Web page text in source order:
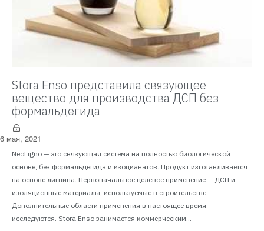
Stora Enso представила связующее
вещество для производства ДСП без
формальдегида
6 мая, 2021
NeoLigno — это связующая система на полностью биологической
основе, без формальдегида и изоцианатов. Продукт изготавливается
на основе лигнина. Первоначальное целевое применение — ДСП и
изоляционные материалы, используемые в строительстве.
Дополнительные области применения в настоящее время
исследуются. Stora Enso занимается коммерческим...